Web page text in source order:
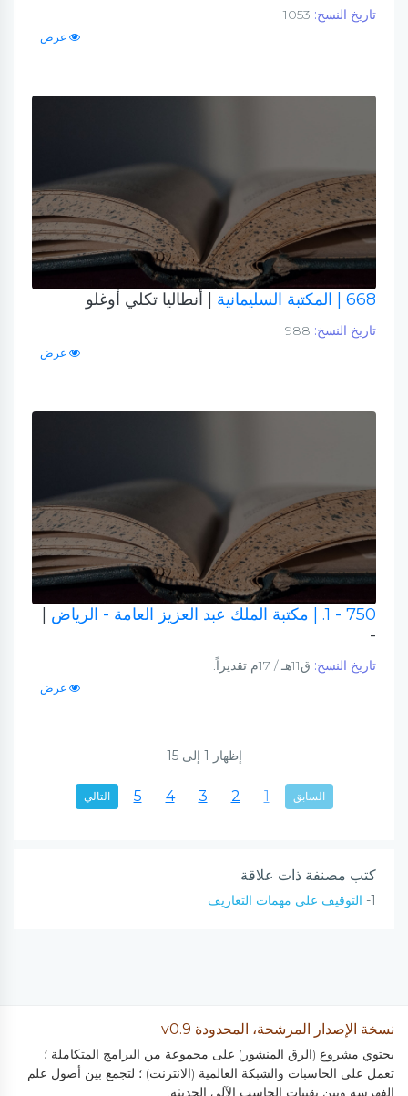
تاريخ النسخ:
عرض
668 | المكتبة السليمانية | أنطاليا تكلي أوغلو
تاريخ النسخ:
عرض
750 - 1. | مكتبة الملك عبد العزيز العامة - الرياض
-
تاريخ النسخ: ق11هـ / 17م تقديراً.
عرض
إظهار 1 إلى15
السابق 1
2
3
4
5 التالي
كتب مصنفة ذات علاقة
1- التوقيف على مهمات التعاريف
نسخة الإصدار المرشحة، المحدودة v0.9
يحتوي مشروع (الرق المنشور) على مجموعة من البرامج المتكاملة ؛
تعمل على الحاسبات والشبكة العالمية (الانترنت) ؛ لتجمع بين أصول علم
الفهرسة وبين تقنيات الحاسب الآلي الحديثة.